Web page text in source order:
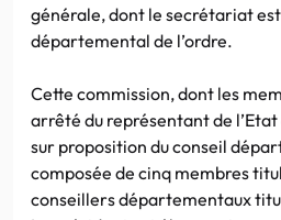
générale, dont le secrétariat
départemental de l’ordre.
Cette commission, dont les
arrêté du représentant de
sur proposition du conseil
composée de cinq membres
conseillers départementaux